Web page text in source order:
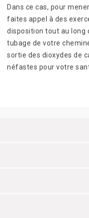
Dans ce cas, pour
faites appel à des
disposition tout au long
tubage de votre
sortie des dioxydes de
néfastes pour votre